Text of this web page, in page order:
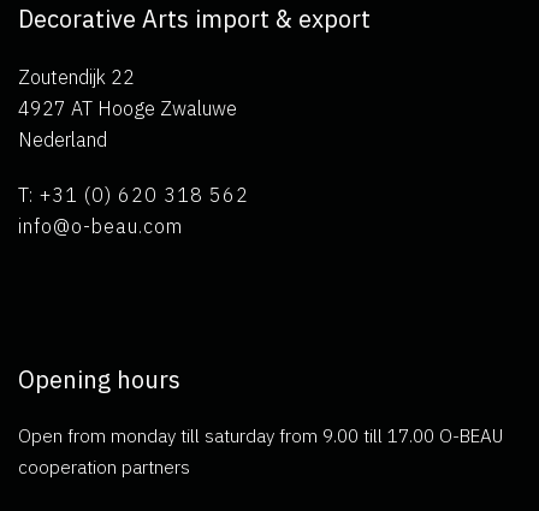
Decorative Arts import & export
Zoutendijk 22
4927 AT Hooge Zwaluwe
Nederland
T: +31 (0) 620 318 562
info@o-beau.com
Opening hours
Open from monday till saturday from 9.00 till 17.00 O-BEAU
cooperation partners